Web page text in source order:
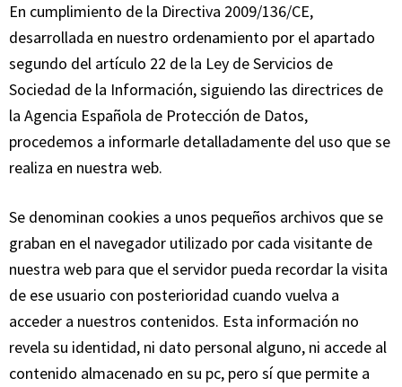
En cumplimiento de la Directiva 2009/136/CE,
desarrollada en nuestro ordenamiento por el apartado
segundo del artículo 22 de la Ley de Servicios de
Sociedad de la Información, siguiendo las directrices de
la Agencia Española de Protección de Datos,
procedemos a informarle detalladamente del uso que se
realiza en nuestra web.
Se denominan cookies a unos pequeños archivos que se
graban en el navegador utilizado por cada visitante de
nuestra web para que el servidor pueda recordar la visita
de ese usuario con posterioridad cuando vuelva a
acceder a nuestros contenidos. Esta información no
revela su identidad, ni dato personal alguno, ni accede al
contenido almacenado en su pc, pero sí que permite a